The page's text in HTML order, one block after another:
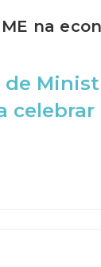
na
celebrar